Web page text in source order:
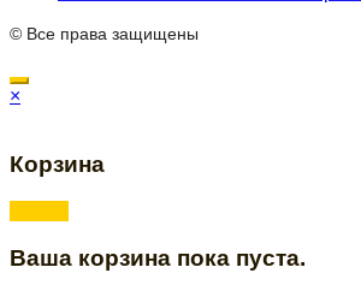
© Все права защищены
×
Корзина
Ваша корзина пока пуста.